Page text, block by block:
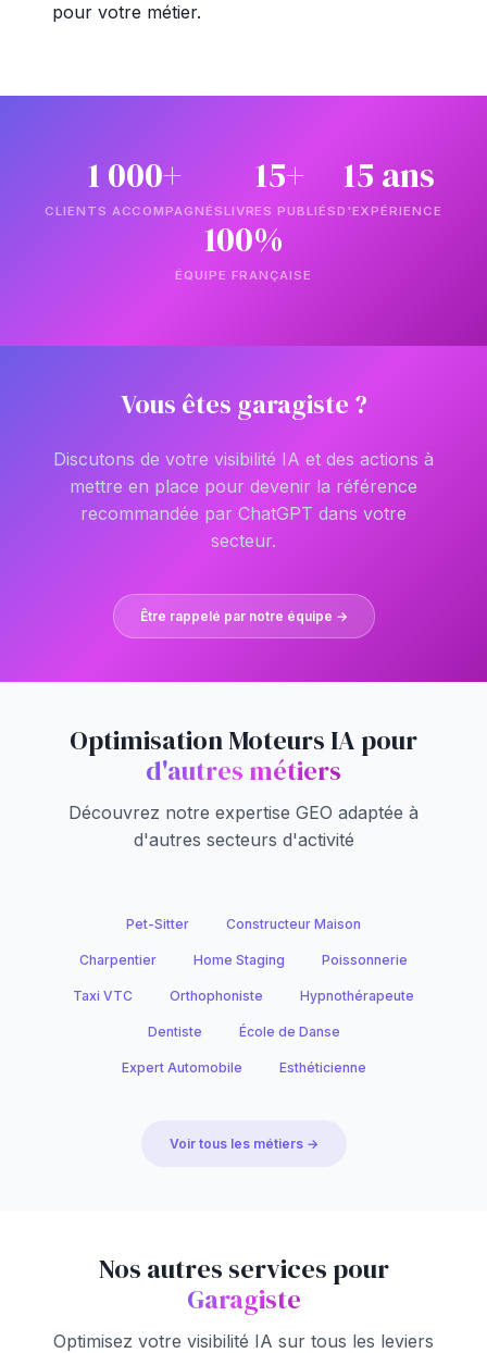
pour votre métier.
1 000+
CLIENTS ACCOMPAGNÉS
15+
LIVRES PUBLIÉS
15 ans
D'EXPÉRIENCE
100%
ÉQUIPE FRANÇAISE
Vous êtes garagiste ?
Discutons de votre visibilité IA et des actions à
mettre en place pour devenir la référence
recommandée par ChatGPT dans votre
secteur.
Être rappelé par notre équipe →
Optimisation Moteurs IA pour
d'autres métiers
Découvrez notre expertise GEO adaptée à
d'autres secteurs d'activité
Pet-Sitter Constructeur Maison
Charpentier Home Staging Poissonnerie
Taxi VTC Orthophoniste Hypnothérapeute
Dentiste École de Danse
Expert Automobile Esthéticienne
Voir tous les métiers →
Nos autres services pour
Garagiste
Optimisez votre visibilité IA sur tous les leviers